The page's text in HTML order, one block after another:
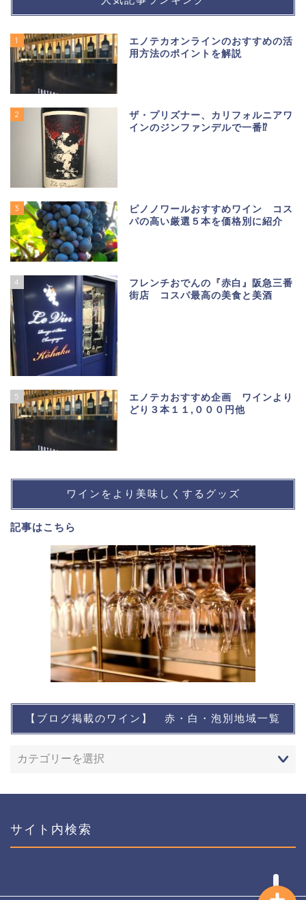
1
エノテカオンラインのおすすめの活
用方法のポイントを解説
2
ザ・プリズナー、カリフォルニアワ
インのジンファンデルで一番⁉
3
ピノノワールおすすめワイン コス
パの高い厳選５本を価格別に紹介
4
フレンチおでんの『赤白』阪急三番
街店 コスパ最高の美食と美酒
5
エノテカおすすめ企画 ワインより
どり３本１１,０００円他
ワインをより美味しくするグッズ
記事はこちら
【ブログ掲載のワイン】 赤・白・泡別地域一覧
サイト内検索
想い出に残るワイン